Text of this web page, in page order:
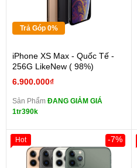
Trả Góp 0%
iPhone XS Max - Quốc Tế -
256G LikeNew ( 98%)
6.900.000₫
Sản Phẩm ĐANG GIẢM GIÁ
1tr390k
-7%
Hot